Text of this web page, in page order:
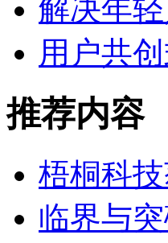
解决年
用户共
推荐内容
梧桐科
临界与